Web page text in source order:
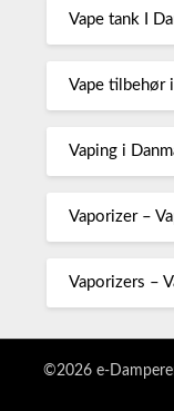
Vape tank I
Vape tilbehør
Vaping i
Vaporizer –
Vaporizers –
©2026 e-